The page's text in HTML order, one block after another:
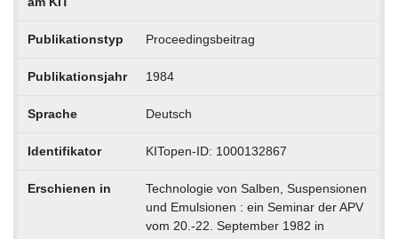
Publikationstyp Proceedingsbeitrag
Publikationsjahr 1984
Sprache Deutsch
Identifikator KITopen-ID: 1000132867
Erschienen in
Technologie von Salben, Suspensionen
und Emulsionen : ein Seminar der APV
vom 20.-22. September 1982 in